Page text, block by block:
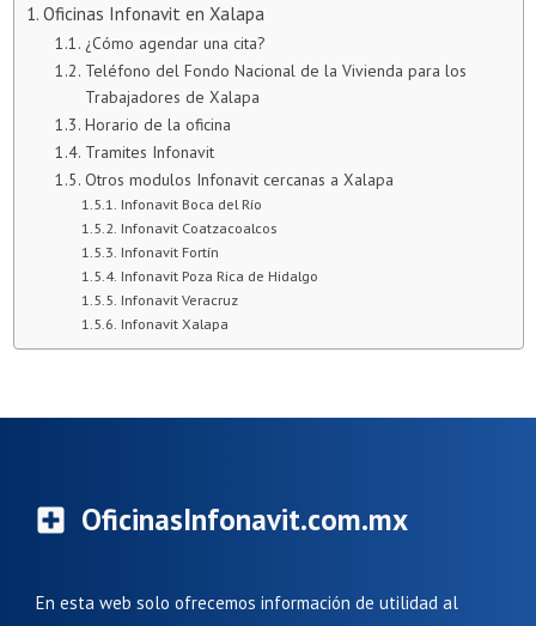
Oficinas Infonavit en Xalapa
¿Cómo agendar una cita?
Teléfono del Fondo Nacional de la Vivienda para los
Trabajadores de Xalapa
Horario de la oficina
Tramites Infonavit
Otros modulos Infonavit cercanas a Xalapa
Infonavit Boca del Río
Infonavit Coatzacoalcos
Infonavit Fortín
Infonavit Poza Rica de Hidalgo
Infonavit Veracruz
Infonavit Xalapa
OficinasInfonavit.com.mx
En esta web solo ofrecemos información de utilidad al